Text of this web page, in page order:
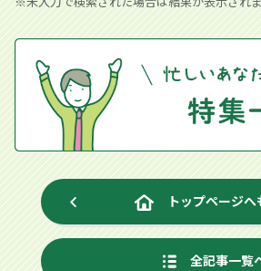
トップページへ
全記事一覧